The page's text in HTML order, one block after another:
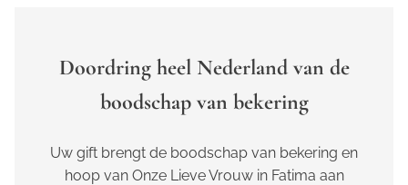
Doordring heel Nederland van de
boodschap van bekering
Uw gift brengt de boodschap van bekering en
hoop van Onze Lieve Vrouw in Fatima aan